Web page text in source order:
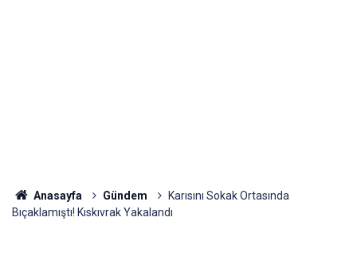
Anasayfa Gündem
Karısını Sokak Ortasında
Bıçaklamıştı! Kıskıvrak Yakalandı